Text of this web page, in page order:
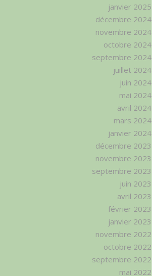
janvier 2025
décembre 2024
novembre 2024
octobre 2024
septembre 2024
juillet 2024
juin 2024
mai 2024
avril 2024
mars 2024
janvier 2024
décembre 2023
novembre 2023
septembre 2023
juin 2023
avril 2023
février 2023
janvier 2023
novembre 2022
octobre 2022
septembre 2022
mai 2022